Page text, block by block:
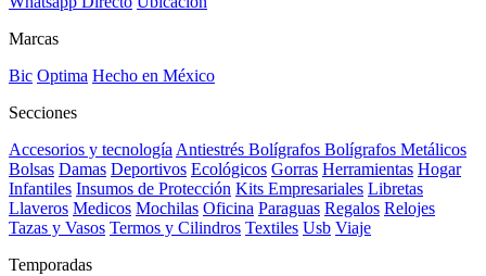
Marcas
Bic Optima Hecho en México
Secciones
Accesorios y tecnología Antiestrés Bolígrafos Bolígrafos Metálicos
Bolsas Damas Deportivos Ecológicos Gorras Herramientas Hogar
Infantiles Insumos de Protección Kits Empresariales Libretas
Llaveros Medicos Mochilas Oficina Paraguas Regalos Relojes
Tazas y Vasos Termos y Cilindros Textiles Usb Viaje
Temporadas